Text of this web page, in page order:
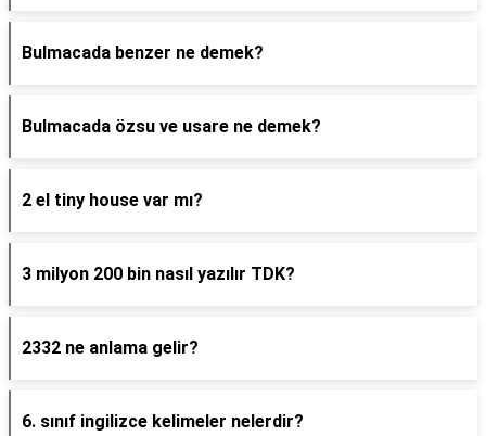
Bulmacada benzer ne demek?
Bulmacada özsu ve usare ne demek?
2 el tiny house var mı?
3 milyon 200 bin nasıl yazılır TDK?
2332 ne anlama gelir?
6. sınıf ingilizce kelimeler nelerdir?